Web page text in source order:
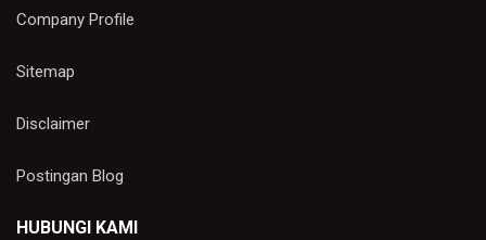
Company Profile
Sitemap
Disclaimer
Postingan Blog
HUBUNGI KAMI